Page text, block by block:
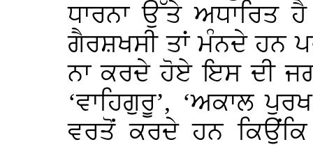
ਧਾਰਨਾ ਉੱਤੇ ਅਧਾਰਿਤ
ਗੈਰਸ਼ਖਸੀ ਤਾਂ ਮੰਨਦੇ ਹਨ
ਨਾ ਕਰਦੇ ਹੋਏ ਇਸ ਦੀ
‘ਵਾਹਿਗੁਰੂ’, ‘ਅਕਾਲ
ਵਰਤੋਂ ਕਰਦੇ ਹਨ